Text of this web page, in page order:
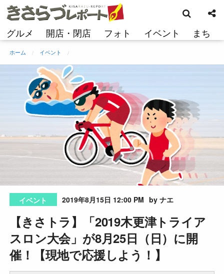
コ
ン
ン
へ
ス
キ
ッ
グルメ 開店・閉店 フォト イベント まち
索
ホーム イベント
イベント 2019年8月15日 12:00 PM by ナエ
【きさトラ】「2019木更津トライア
スロン大会」が8月25日（日）に開
催！【現地で応援しよう！】